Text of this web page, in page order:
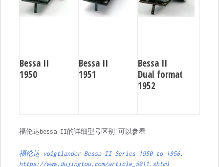
Bessa II
1950
Bessa II
1951
Bessa II
Dual format
1952
福伦达bessa II的详细型号区别 可以参看
福伦达 voigtlander Bessa II Series 1950 to 1956.
https://www.dujingtou.com/article_5011.shtml